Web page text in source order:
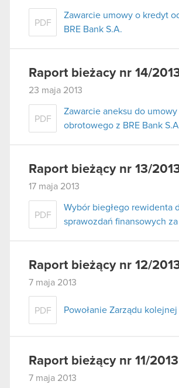
PDF
Zawarcie umowy o kredyt
BRE Bank S.A.
Raport bieżacy nr 14/
23 maja 2013
PDF
Zawarcie aneksu do
obrotowego z BRE Bank
Raport bieżący nr 13/
17 maja 2013
PDF
Wybór biegłego rewidenta
sprawozdań finansowych
Raport bieżący nr 12/
7 maja 2013
PDF Powołanie Zarządu
Raport bieżący nr 11/2013
7 maja 2013